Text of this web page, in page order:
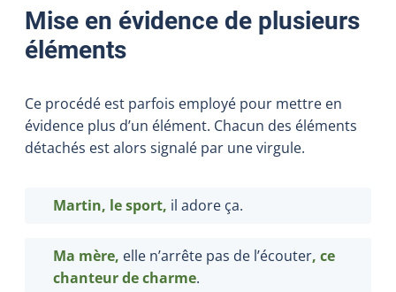
Mise en évidence de plusieurs
éléments
Ce procédé est parfois employé pour mettre en
évidence plus d’un élément. Chacun des éléments
détachés est alors signalé par une virgule.
Martin, le sport, il adore ça.
Ma mère, elle n’arrête pas de l’écouter, ce
chanteurde charme.